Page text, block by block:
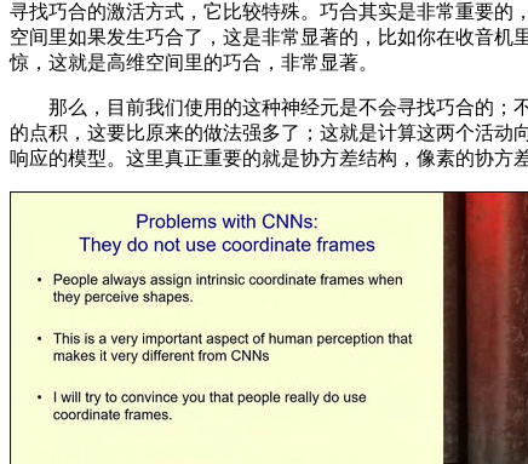
寻找巧合的激活方式，它比较特殊。巧合其实是非常重要
空间里如果发生巧合了，这是非常显著的，比如你在收音机
惊，这就是高维空间里的巧合，非常显著。
那么，目前我们使用的这种神经元是不会寻找巧合的；不
的点积，这要比原来的做法强多了；这就是计算这两个活动
响应的模型。这里真正重要的就是协方差结构，像素的协方